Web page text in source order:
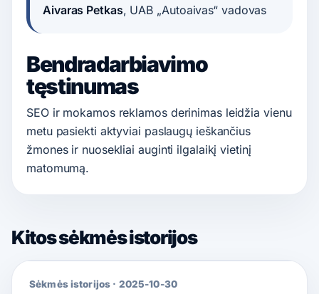
Aivaras Petkas, UAB „Autoaivas“ vadovas
Bendradarbiavimo
tęstinumas
SEO ir mokamos reklamos derinimas leidžia vienu
metu pasiekti aktyviai paslaugų ieškančius
žmones ir nuosekliai auginti ilgalaikį vietinį
matomumą.
Kitos sėkmės istorijos
Sėkmės istorijos · 2025-10-30